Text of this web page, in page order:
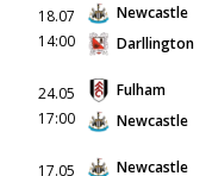
18.07
14:00
Newcastle
Darllington
24.05
17:00
Fulham
Newcastle
17.05
Newcastle